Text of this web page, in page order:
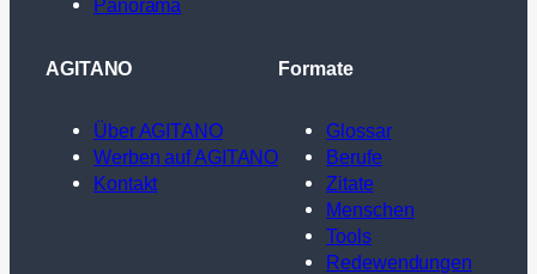
Panorama
AGITANO
Über AGITANO
Werben auf AGITANO
Kontakt
Formate
Glossar
Berufe
Zitate
Menschen
Tools
Redewendungen